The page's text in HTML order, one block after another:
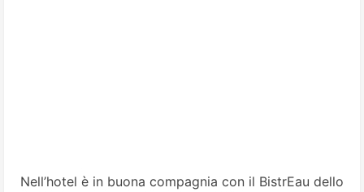
Nell’hotel è in buona compagnia con il BistrEau dello